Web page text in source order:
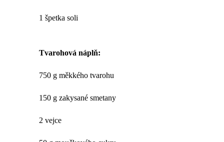
1 špetka soli
Tvarohová náplň:
750 g měkkého tvarohu
150 g zakysané smetany
2 vejce